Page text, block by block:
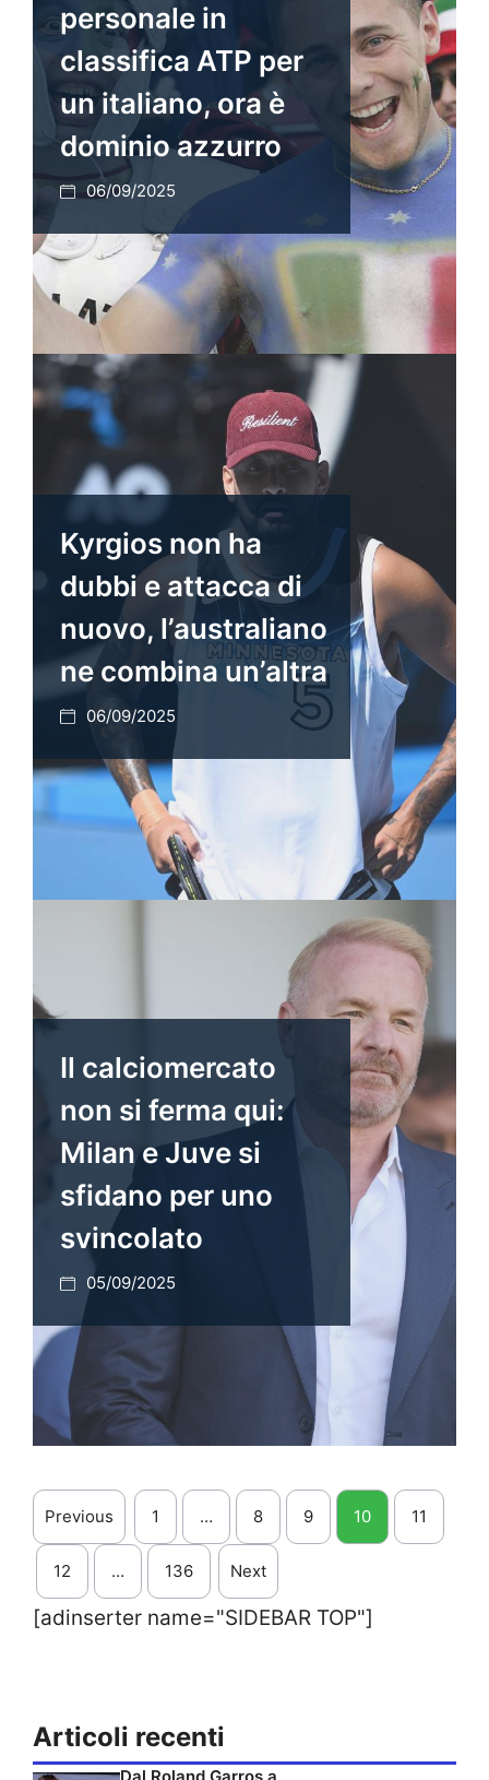
personale in
classifica ATP per
un italiano, ora è
dominio azzurro
06/09/2025
Kyrgios non ha
dubbi e attacca di
nuovo, l’australiano
ne combina un’altra
06/09/2025
Il calciomercato
non si ferma qui:
Milan e Juve si
sfidano per uno
svincolato
05/09/2025
Previous 1 … 8 9 10 11
12 … 136 Next
[adinserter name="SIDEBAR TOP"]
Articoli recenti